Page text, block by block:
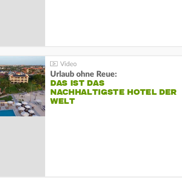
Urlaub ohne Reue:
DAS IST DAS
NACHHALTIGSTE HOTEL DER
WELT